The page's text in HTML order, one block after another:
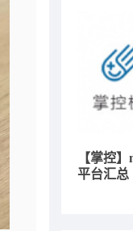
【掌控
平台汇总